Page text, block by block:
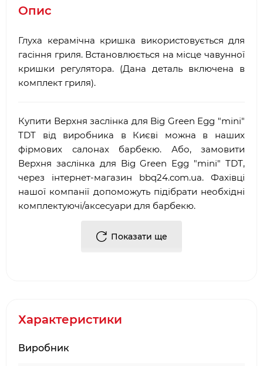
Опис
Глуха керамічна кришка використовується для
гасіння гриля. Встановлюється на місце чавунної
кришки регулятора. (Дана деталь включена в
комплект гриля).
Купити Верхня заслінка для Big Green Egg "mini"
TDT від виробника в Києві можна в наших
фірмових салонах барбекю. Або, замовити
Верхня заслінка для Big Green Egg "mini" TDT,
через інтернет-магазин bbq24.com.ua. Фахівці
нашої компанії допоможуть підібрати необхідні
комплектуючі/аксесуари для барбекю.
Багаторічний досвід роботи у сфері
·
ТЦ Аракс, ТЦ 4
Показати ще
Характеристики
Виробник